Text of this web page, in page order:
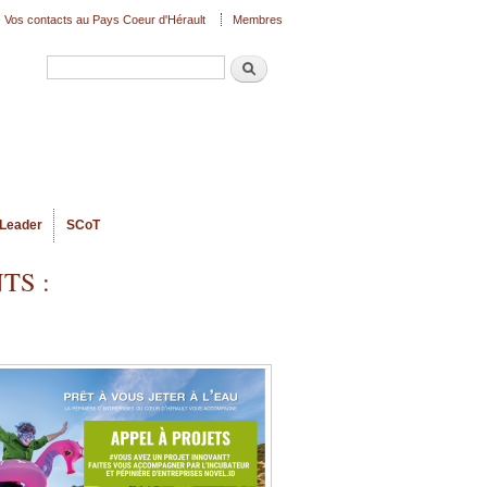
Recherche
SCoT
Vos contacts au Pays Coeur d'Hérault Membres
: